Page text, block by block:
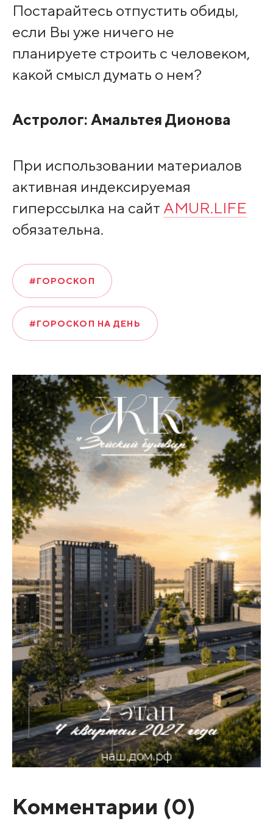
Постарайтесь отпустить обиды,
если Вы уже ничего не
планируете строить с человеком,
какой смысл думать о нем?
Астролог: Амальтея Дионова
При использовании материалов
активная индексируемая
гиперссылка на сайт AMUR.LIFE
обязательна.
#ГОРОСКОП
#ГОРОСКОП НА ДЕНЬ
Комментарии (0)